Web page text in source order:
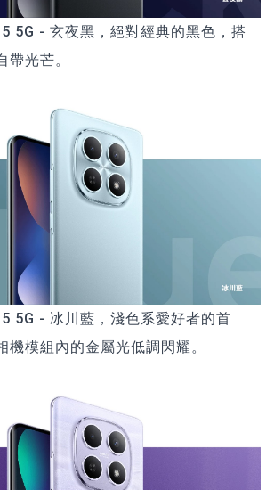
5G - 玄夜黑，絕對經典的黑色，搭
帶光芒。
5G - 冰川藍，淺色系愛好者的首
機模組內的金屬光低調閃耀。